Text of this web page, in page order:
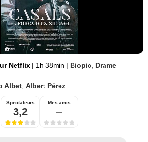
Netflix | 1h 38min | Biopic Drame
Albet Albert Pérez
Spectateurs
3,2
Mes amis
--